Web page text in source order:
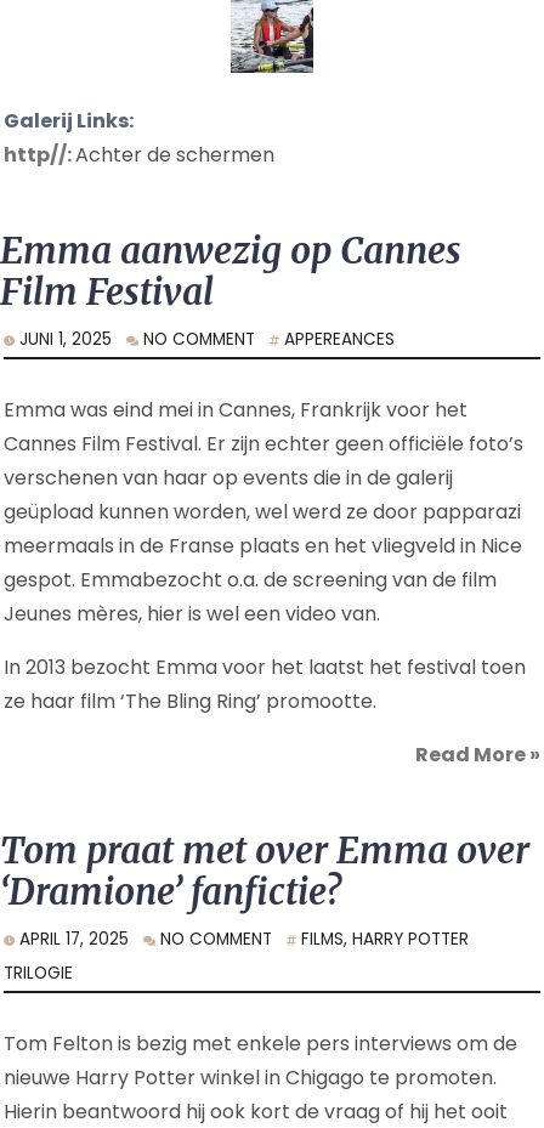
Galerij Links:
http//:Achter de schermen
Emma aanwezig op Cannes
Film Festival
JUNI 1, 2025 NO COMMENT APPEREANCES
Emma was eind mei in Cannes, Frankrijk voor het
Cannes Film Festival. Er zijn echter geen officiële foto’s
verschenen van haar op events die in de galerij
geüpload kunnen worden, wel werd ze door papparazi
meermaals in de Franse plaats en het vliegveld in Nice
gespot. Emmabezocht o.a. de screening van de film
Jeunes mères, hier is wel een video van.
In 2013 bezocht Emma voor het laatst het festival toen
ze haar film ‘The Bling Ring’ promootte.
Read More»
Tom praat met over Emma over
‘Dramione’ fanfictie?
APRIL 17, 2025 NO COMMENT FILMS, HARRY POTTER
TRILOGIE
Tom Felton is bezig met enkele pers interviews om de
nieuwe Harry Potter winkel in Chigago te promoten.
Hierin beantwoord hij ook kort de vraag of hij het ooit